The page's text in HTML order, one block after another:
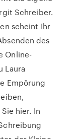
Schreiber.
scheint Ihr
des
Online-
Laura
Empörung
hier. In